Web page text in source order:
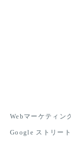
Webマーケティン
Google ストリー